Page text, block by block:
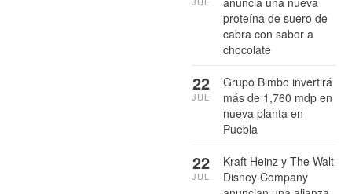
proteína de suero de
cabra con sabor a
chocolate
Grupo Bimbo invertirá
más de 1,760 mdp en
nueva planta en
Puebla
22
JUL
Kraft Heinz y The Walt
Disney Company
22
JUL